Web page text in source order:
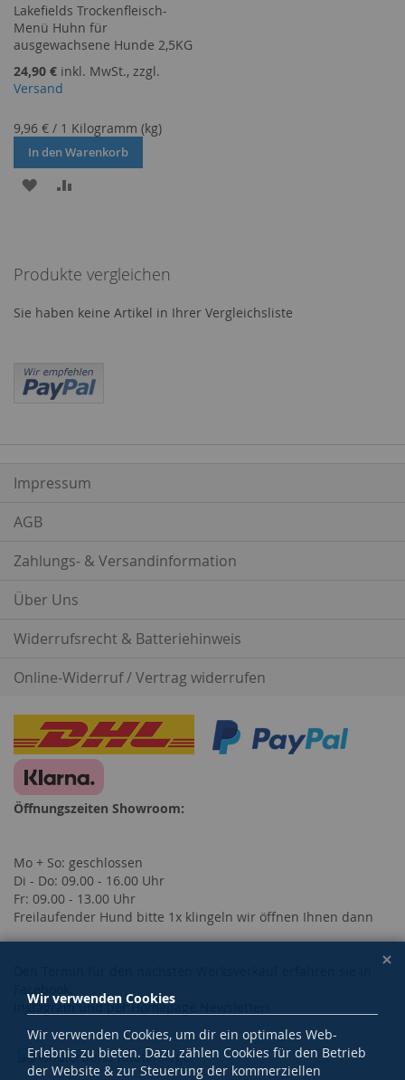
Lakefields Trockenfleisch-
Menü Huhn für
ausgewachsene Hunde 2,5KG
24,90 € inkl. MwSt., zzgl.
Versand
9,96 € / 1 Kilogramm (kg)
In den Warenkorb
ZUR
Produkte vergleichen
Sie haben keine Artikel in Ihrer Vergleichsliste
Impressum
AGB
Zahlungs- & Versandinformation
Über Uns
Widerrufsrecht & Batteriehinweis
Online-Widerruf / Vertrag widerrufen
Öffnungszeiten Showroom:
Mo + So: geschlossen
Di - Do: 09.00 - 16.00 Uhr
Fr: 09.00 - 13.00 Uhr
Freilaufender Hund bitte 1x klingeln wir öffnen Ihnen dann
Facebook,
Instagram und per Homepage Newsletter!
Wir verwenden Cookies
Wir verwenden Cookies, um dir ein optimales Web-
Erlebnis zu bieten. Dazu zählen Cookies für den Betrieb
der Website & zur Steuerung der kommerziellen